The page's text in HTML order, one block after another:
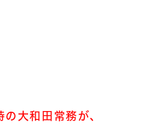
大和田常務が、